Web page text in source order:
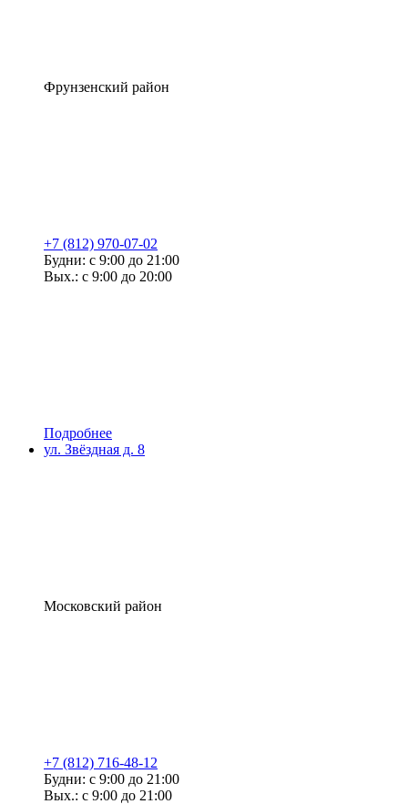
Фрунзенский район
+7 (812) 970-07-02
Будни: с 9:00 до 21:00
Вых.: с 9:00 до 20:00
Подробнее
ул. Звёздная д. 8
Московский район
+7 (812) 716-48-12
Будни: с 9:00 до 21:00
Вых.: с 9:00 до 21:00